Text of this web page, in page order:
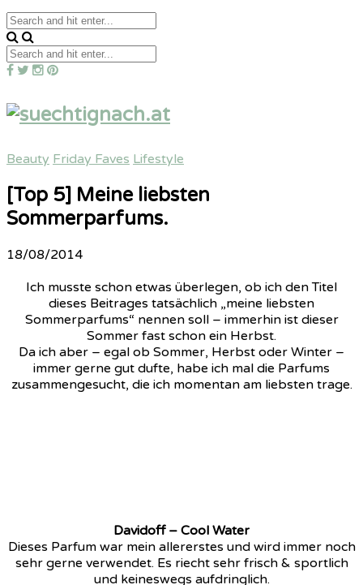
Beauty Friday Faves Lifestyle
[Top 5] Meine liebsten
Sommerparfums.
18/08/2014
Ich musste schon etwas überlegen, ob ich den Titel
dieses Beitrages tatsächlich „meine liebsten
Sommerparfums“ nennen soll – immerhin ist dieser
Sommer fast schon ein Herbst.
Da ich aber – egal ob Sommer, Herbst oder Winter –
immer gerne gut dufte, habe ich mal die Parfums
zusammengesucht, die ich momentan am liebsten trage.
Davidoff – Cool Water
Dieses Parfum war mein allererstes und wird immer noch
sehr gerne verwendet. Es riecht sehr frisch & sportlich
und keineswegs aufdringlich.